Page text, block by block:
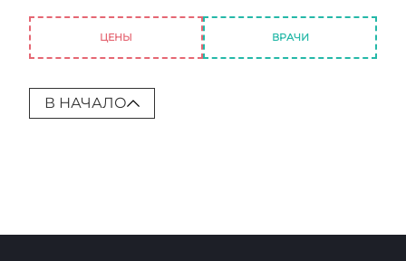
ЦЕНЫ ВРАЧИ
В НАЧАЛО